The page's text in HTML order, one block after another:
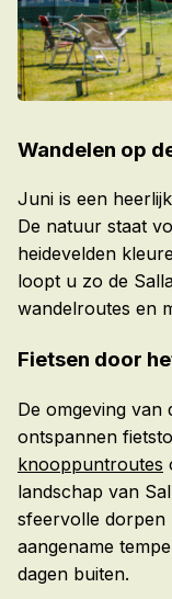
Wandelen op
Juni is een
De natuur staat
heidevelden
loopt u zo de
wandelroutes en
Fietsen door
De omgeving van
ontspannen
knooppuntroutes
landschap van
sfeervolle dorpen
aangename
dagen buiten.